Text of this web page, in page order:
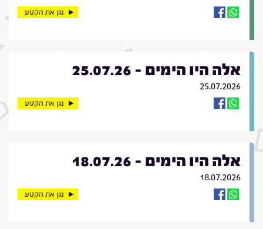
נגן את הקטע
אלה היו הימים - 25.07.26
25.07.2026
נגן את הקטע
אלה היו הימים - 18.07.26
18.07.2026
נגן את הקטע